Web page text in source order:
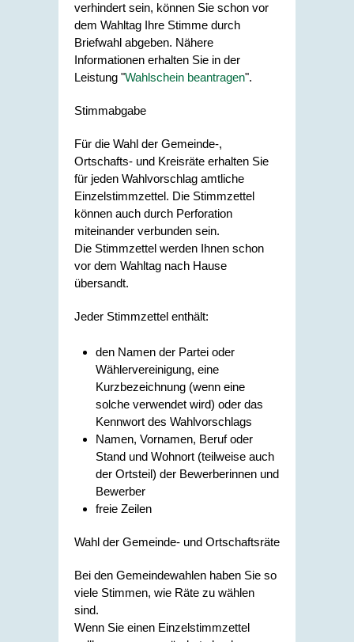
verhindert sein, können Sie schon vor
dem Wahltag Ihre Stimme durch
Briefwahl abgeben. Nähere
Informationen erhalten Sie in der
Leistung "Wahlschein beantragen".
Stimmabgabe
Für die Wahl der Gemeinde-,
Ortschafts- und Kreisräte erhalten Sie
für jeden Wahlvorschlag amtliche
Einzelstimmzettel. Die Stimmzettel
können auch durch Perforation
miteinander verbunden sein.
Die Stimmzettel werden Ihnen schon
vor dem Wahltag nach Hause
übersandt.
Jeder Stimmzettel enthält:
den Namen der Partei oder
Wählervereinigung, eine
Kurzbezeichnung (wenn eine
solche verwendet wird) oder das
Kennwort des Wahlvorschlags
Namen, Vornamen, Beruf oder
Stand und Wohnort (teilweise auch
der Ortsteil) der Bewerberinnen und
Bewerber
freie Zeilen
Wahl der Gemeinde- und Ortschaftsräte
Bei den Gemeindewahlen haben Sie so
viele Stimmen, wie Räte zu wählen
sind.
Wenn Sie einen Einzelstimmzettel